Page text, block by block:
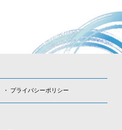
プライバシーポリシー